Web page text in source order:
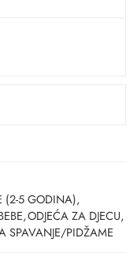
(2-5 GODINA),
,ODJEĆA ZA DJECU,
SPAVANJE/PIDŽAME